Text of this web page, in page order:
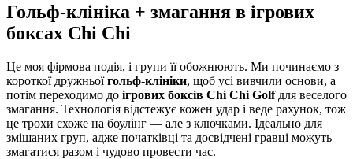
Гольф-клініка + змагання в ігрових
боксах Chi Chi
Це моя фірмова подія, і групи її обожнюють. Ми починаємо з
короткої дружньоїгольф-клініки, щоб усі вивчили основи, а
потім переходимо до ігрових боксів Chi Chi Golfдля веселого
змагання. Технологія відстежує кожен удар і веде рахунок, тож
це трохи схоже на боулінг — але з ключками. Ідеально для
змішаних груп, адже початківці та досвідчені гравці можуть
змагатися разом і чудово провести час.